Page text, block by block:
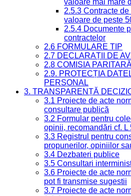
valoare mai mare
2.5.3 Contracte
valoare de peste
2.5.4 Documente
contractelor
2.6 FORMULARE TIP
2.7 DECLARAȚII DE
2.8 COMISIA
2.9. PROTECȚIA
PERSONAL
3. TRANSPARENȚĂ
3.1 Proiecte de acte
consultare publică
3.2 Formular pentru
opinii, recomandări cf. L
3.3 Registrul pentru
propunerilor, opiniilor
3.4 Dezbateri publice
3.5 Consultari
3.6 Proiecte de acte
pot fi transmise sugestii
3.7 Proiecte de acte